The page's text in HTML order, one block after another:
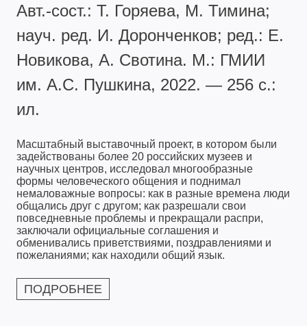
Авт.-сост.: Т. Горяева, М. Тимина;
науч. ред. И. Доронченков; ред.: Е.
Новикова, А. Свотина. М.: ГМИИ
им. А.С. Пушкина, 2022. — 256 с.:
ил.
Масштабный выставочный проект, в котором были
задействованы более 20 российских музеев и
научных центров, исследовал многообразные
формы человеческого общения и поднимал
немаловажные вопросы: как в разные времена люди
общались друг с другом; как разрешали свои
повседневные проблемы и прекращали распри,
заключали официальные соглашения и
обменивались приветствиями, поздравлениями и
пожеланиями; как находили общий язык.
ПОДРОБНЕЕ